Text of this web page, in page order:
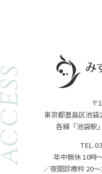
〒
東京都豊島区池
各線「池袋駅
年中無休 10時
／夜間診療枠 20